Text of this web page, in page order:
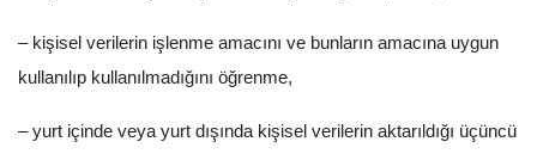
– kişisel verilerin işlenme amacını ve bunların amacına uygun
kullanılıp kullanılmadığını öğrenme,
– yurt içinde veya yurt dışında kişisel verilerin aktarıldığı üçüncü